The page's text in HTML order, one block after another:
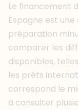
Le financement
Espagne est
préparation
comparer les
disponibles,
les prêts
correspond le
à consulter